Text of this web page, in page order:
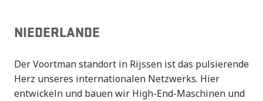
NIEDERLANDE
Der Voortman standort in Rijssen ist das pulsierende
Herz unseres internationalen Netzwerks. Hier
entwickeln und bauen wir High-End-Maschinen und